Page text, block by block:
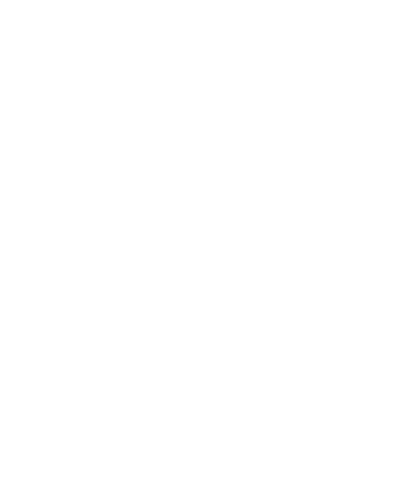
kolorów - stają się
Obracana oprawa filtrów
technologii, możliwe stało się,
która sprawia, że nie
obu stron co pozwala na używanie
o około 40%.
są w szczególności narażone.
co gwarantuje jakość i trwałość